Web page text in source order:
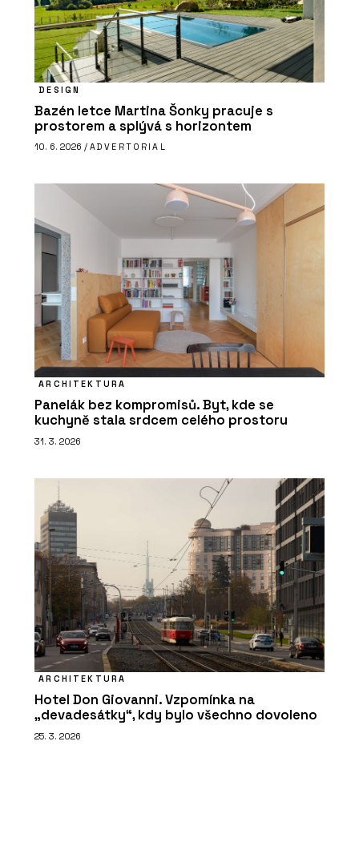
DESIGN
Bazén letce Martina Šonky pracuje s
prostorem a splývá s horizontem
10. 6. 2026 / ADVERTORIAL
ARCHITEKTURA
Panelák bez kompromisů. Byt, kde se
kuchyně stala srdcem celého prostoru
31. 3. 2026
ARCHITEKTURA
Hotel Don Giovanni. Vzpomínka na
„devadesátky“, kdy bylo všechno dovoleno
25. 3. 2026